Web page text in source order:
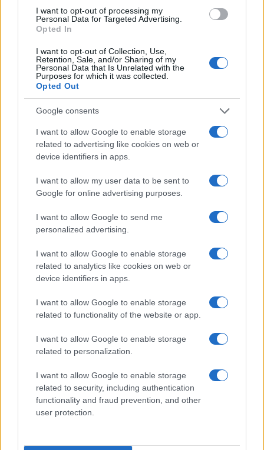
I want to opt-out of processing my
Personal Data for Targeted Advertising.
Opted In
I want to opt-out of Collection, Use,
Retention, Sale, and/or Sharing of my
Personal Data that Is Unrelated with the
Purposes for which it was collected.
Opted Out
Google consents
I want to allow Google to enable storage
related to advertising like cookies on web or
device identifiers in apps.
I want to allow my user data to be sent to
Google for online advertising purposes.
I want to allow Google to send me
personalized advertising.
I want to allow Google to enable storage
related to analytics like cookies on web or
device identifiers in apps.
I want to allow Google to enable storage
related to functionality of the website or app.
I want to allow Google to enable storage
related to personalization.
I want to allow Google to enable storage
related to security, including authentication
functionality and fraud prevention, and other
user protection.
Niccolò Conforti · 6 Ago 2026
INVESTIMENTI
Tutor universitari: guida e supporto per gli studenti del
Dipartimento di Economia
Nome Prezzo
Eureka Bridged PAX
(PAXG)
Kinza Babylon Staked
BTC